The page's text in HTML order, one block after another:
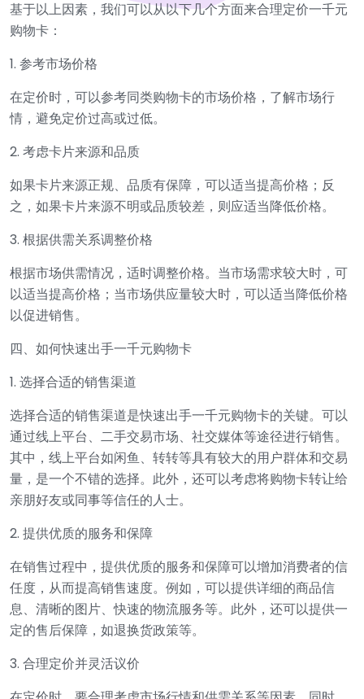
基于以上因素，我们可以从以下几个方面来合理定价一千元
购物卡：
1. 参考市场价格
在定价时，可以参考同类购物卡的市场价格，了解市场行
情，避免定价过高或过低。
2. 考虑卡片来源和品质
如果卡片来源正规、品质有保障，可以适当提高价格；反
之，如果卡片来源不明或品质较差，则应适当降低价格。
3. 根据供需关系调整价格
根据市场供需情况，适时调整价格。当市场需求较大时，可
以适当提高价格；当市场供应量较大时，可以适当降低价格
以促进销售。
四、如何快速出手一千元购物卡
1. 选择合适的销售渠道
选择合适的销售渠道是快速出手一千元购物卡的关键。可以
通过线上平台、二手交易市场、社交媒体等途径进行销售。
其中，线上平台如闲鱼、转转等具有较大的用户群体和交易
量，是一个不错的选择。此外，还可以考虑将购物卡转让给
亲朋好友或同事等信任的人士。
2. 提供优质的服务和保障
在销售过程中，提供优质的服务和保障可以增加消费者的信
任度，从而提高销售速度。例如，可以提供详细的商品信
息、清晰的图片、快速的物流服务等。此外，还可以提供一
定的售后保障，如退换货政策等。
3. 合理定价并灵活议价